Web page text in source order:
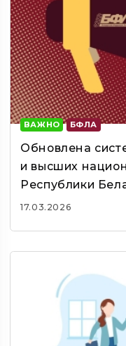
ВАЖНО БФЛА
Обновлена
и высших
Республики
17.03.2026